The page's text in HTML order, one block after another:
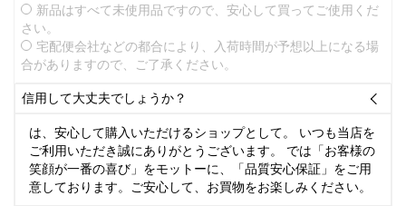
新品はすべて未使用品ですので、安心して買ってご使用くだ
さい。
宅配便会社などの都合により、入荷時間が予想以上になる場
合がありますので、ご了承ください。
信用して大丈夫でしょうか？ 
は、安心して購入いただけるショップとして。 いつも当店を
ご利用いただき誠にありがとうございます。 では「お客様の
笑顔が一番の喜び」をモットーに、「品質安心保証」をご用
意しております。ご安心して、お買物をお楽しみください。